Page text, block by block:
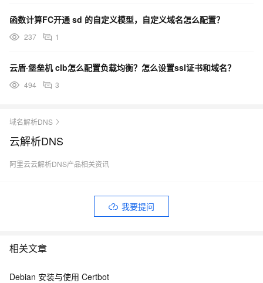
函数计算FC开通 sd 的自定义模型，自定义域名怎么配置？
237 1
云盾·堡垒机 clb怎么配置负载均衡？怎么设置ssl证书和域名？
494 3
域名解析DNS
云解析DNS
阿里云云解析DNS产品相关资讯
我要提问
相关文章
Debian 安装与使用 Certbot